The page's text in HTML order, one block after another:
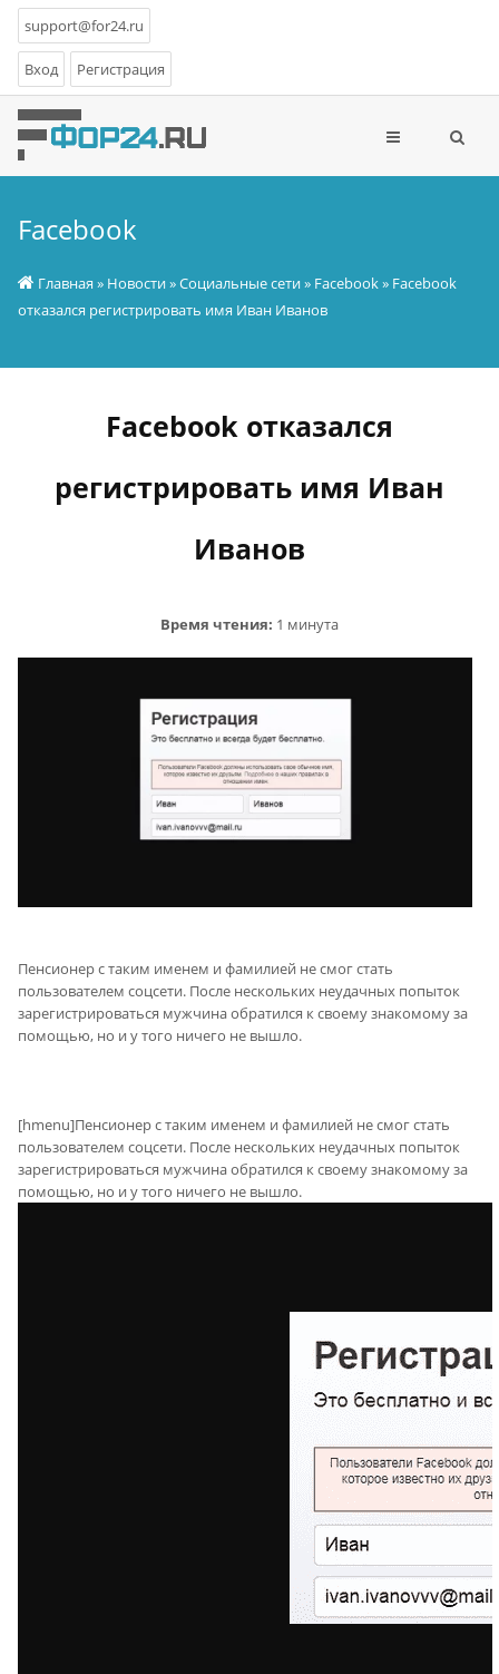
support@for24.ru
Вход Регистрация
Facebook
Главная » Новости»Социальные сети» Facebook» Facebook
отказался регистрировать имя Иван Иванов
Facebook отказался
регистрировать имя Иван
Иванов
Время чтения: 1 минута
Пенсионер с таким именем и фамилией не смог стать
пользователем соцсети. После нескольких неудачных попыток
зарегистрироваться мужчина обратился к своему знакомому за
помощью, но и у того ничего не вышло.
[hmenu]Пенсионер с таким именем и фамилией не смог стать
пользователем соцсети. После нескольких неудачных попыток
зарегистрироваться мужчина обратился к своему знакомому за
помощью, но и у того ничего не вышло.